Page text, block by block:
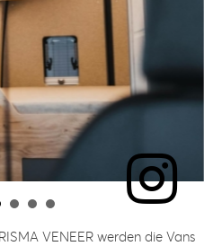
VENEER werden die Vans